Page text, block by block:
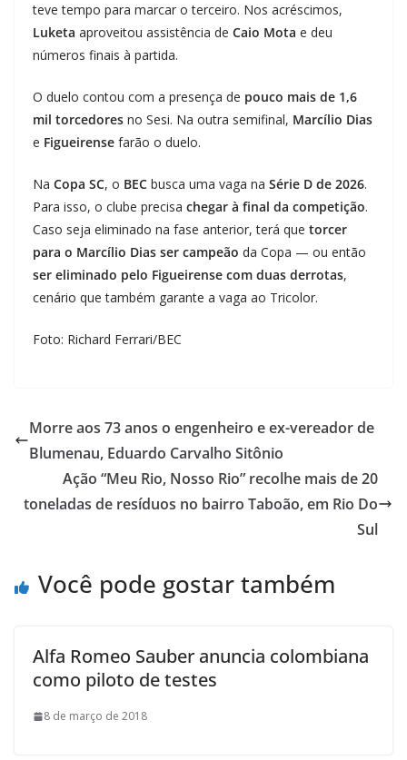
teve tempo para marcar o terceiro. Nos acréscimos,
Luketa aproveitou assistência de Caio Mota e deu
números finais à partida.
O duelo contou com a presença de pouco mais de 1,6
mil torcedores no Sesi. Na outra semifinal, Marcílio Dias
e Figueirense farão o duelo.
Na Copa SC, o BEC busca uma vaga na Série D de 2026.
Para isso, o clube precisa chegar à final da competição.
Caso seja eliminado na fase anterior, terá que torcer
para o Marcílio Dias ser campeão da Copa — ou então
ser eliminado pelo Figueirense com duas derrotas,
cenário que também garante a vaga ao Tricolor.
Foto: Richard Ferrari/BEC
Morre aos 73 anos o engenheiro e ex-vereador de
Blumenau, Eduardo Carvalho Sitônio
Ação “Meu Rio, Nosso Rio” recolhe mais de 20
toneladas de resíduos no bairro Taboão, em Rio Do
Sul
Você pode gostar também
Alfa Romeo Sauber anuncia colombiana
como piloto de testes
8 de março de 2018